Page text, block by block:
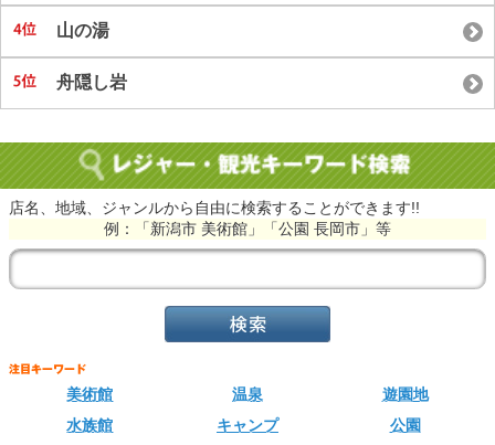
山の湯
舟隠し岩
店名、地域、ジャンルから自由に検索することができます!!
例：「新潟市 美術館」「公園 長岡市」等
美術館 温泉
遊園地
水族館
キャンプ 公園